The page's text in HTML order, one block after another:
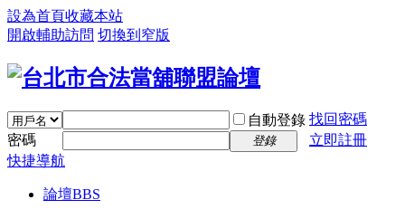
設為首頁收藏本站
開啟輔助訪問 切換到窄版
自動登錄 找回密碼
密碼
登錄
立即註冊
快捷導航
論壇BBS